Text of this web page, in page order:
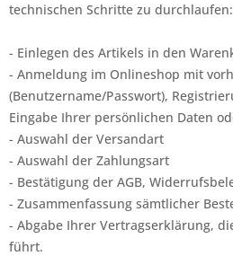
technischen Schritte zu durchlaufen:
- Einlegen des Artikels in den
- Anmeldung im Onlineshop mit
(Benutzername/Passwort),
Eingabe Ihrer persönlichen Daten
- Auswahl der Versandart
- Auswahl der Zahlungsart
- Bestätigung der AGB,
- Zusammenfassung sämtlicher
- Abgabe Ihrer Vertragserklärung,
führt.